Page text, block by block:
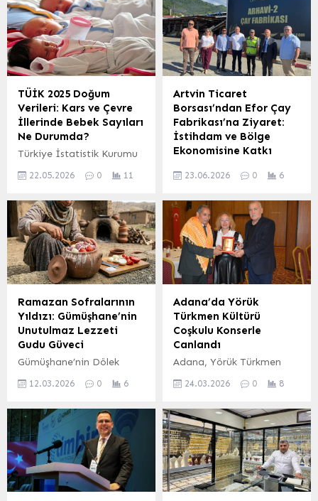
TÜİK 2025 Doğum
Verileri: Kars ve Çevre
İllerinde Bebek Sayıları
Ne Durumda?
Türkiye İstatistik Kurumu
canlı doğum istatistiklerini
doğurganlık hızındaki
düşüş eğiliminin sürdüğü
verilerde, ülkenin
doğusundaki Kars ve çevre
illerindeki doğum sayıları
dikkat çekti. Doğu
Anadolu Bölgesi’nde yer
alan Ağrı, Kars, Iğdır ve
Ardahan illerinde 2025
yılında dünyaya gelen
bölgedeki demografik
yapıya...
22.05.2026 0 11
Artvin Ticaret
Borsası’ndan Efor Çay
Fabrikası’na Ziyaret:
İstihdam ve Bölge
Ekonomisine Katkı
Artvin Ticaret Borsası
personelinden oluşan bir
heyet, bölgenin en önemli
geçim kaynaklarından biri
olan çayın işlendiği Efor
Çay Fabrikası’nı ziyaret
etti. Ziyaret, ATB’nin üye
ziyaretleri kapsamında
Arhavi ilçesindeki
fabrikada gerçekleştirildi.
Artvin Ticaret Borsası
Osman Akyürek, Meclis
Başkanı Ömer Hacıoğlu ve
fabrikanın faaliyetlerini...
23.06.2026 0 6
Ramazan Sofralarının
Yıldızı: Gümüşhane’nin
Unutulmaz Lezzeti
Gudu Güveci
Gümüşhane’nin Dölek
bereketini ve manevi
bir lezzetle sofraları
şenlendiriyor: Gudu
Güveci. Yıllardır süregelen
bu geleneksel tat,
bölgenin en özgün yöresel
yemeklerinden biri olarak
12.03.2026 0 6
Adana’da Yörük
Türkmen Kültürü
Coşkulu Konserle
Canlandı
Adana, Yörük Türkmen
amacıyla düzenlenen
konserine ev sahipliği
yaptı. 23 Mart 2026
akşamı Yüreğir Belediyesi
Atatürk Kültür Merkezi‘nde
gerçekleşen etkinlik,
katılımcılara unutulmaz
24.03.2026 0 8